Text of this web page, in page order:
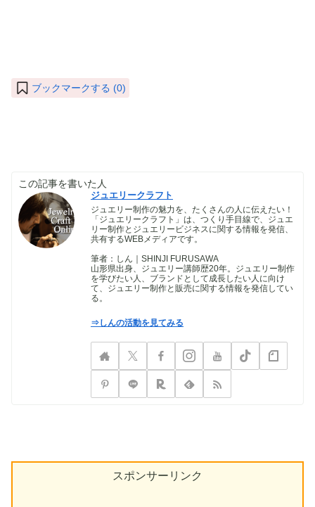
ブックマークする (0)
この記事を書いた人
ジュエリークラフト
ジュエリー制作の魅力を、たくさんの人に伝えたい！
「ジュエリークラフト」は、つくり手目線で、ジュエ
リー制作とジュエリービジネスに関する情報を発信、
共有するWEBメディアです。
筆者：しん｜SHINJI FURUSAWA
山形県出身、ジュエリー講師歴20年。ジュエリー制作
を学びたい人、ブランドとして成長したい人に向け
て、ジュエリー制作と販売に関する情報を発信してい
る。
⇒しんの活動を見てみる
スポンサーリンク